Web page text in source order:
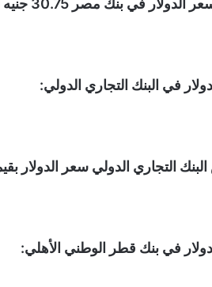
في بنك مصر 30.75 جنيه للشراء، 30.85 جنيه للبيع.
في البنك التجاري الدولي:
الدولي سعر الدولار بقيمة 30.85 جنيه للشراء 30.95 جنيه
في بنك قطر الوطني الأهلي: